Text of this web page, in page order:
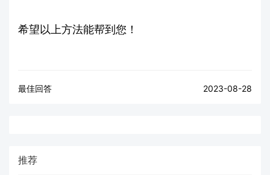
希望以上方法能帮到您！
最佳回答 2023-08-28
推荐